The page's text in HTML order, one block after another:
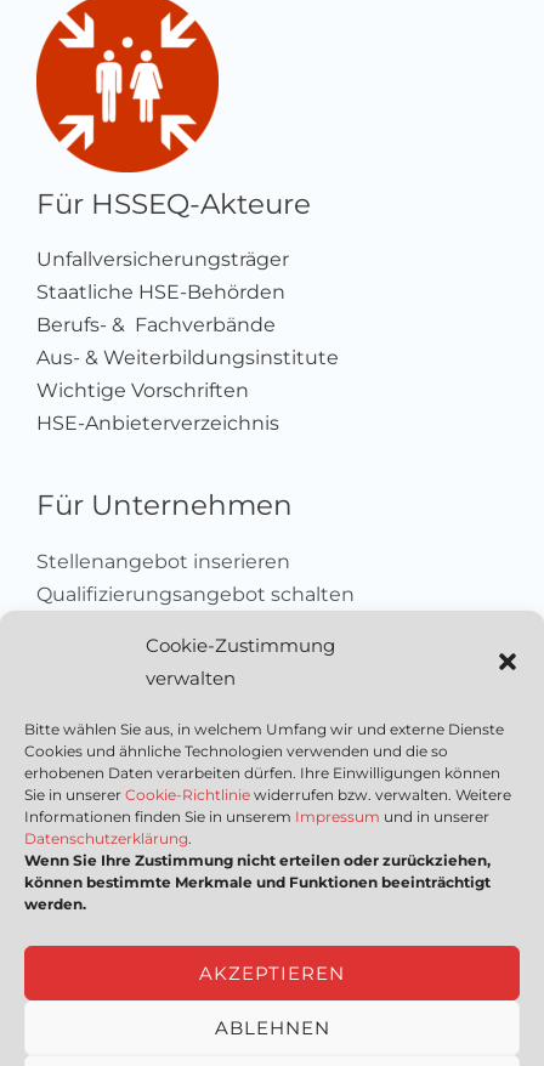
Cookie-Zustimmung
verwalten
Bitte wählen Sie aus, in welchem Umfang wir und externe Dienste
Cookies und ähnliche Technologien verwenden und die so
erhobenen Daten verarbeiten dürfen. Ihre Einwilligungen können
Sie in unserer Cookie-Richtlinie widerrufen bzw. verwalten. Weitere
Informationen finden Sie in unserem Impressum und in unserer
Datenschutzerklärung.
Wenn Sie Ihre Zustimmung nicht erteilen oder zurückziehen,
können bestimmte Merkmale und Funktionen beeinträchtigt
werden.
AKZEPTIEREN
ABLEHNEN
Für HSSEQ-Akteure
Unfallversicherungsträger
Staatliche HSE-Behörden
Berufs- & Fachverbände
Aus- & Weiterbildungsinstitute
Wichtige Vorschriften
HSE-Anbieterverzeichnis
Für Unternehmen
Stellenangebot inserieren
Qualifizierungsangebot schalten
Wichtige Links
Mediadaten
Impressum
Cookie-Richtlinie (EU)